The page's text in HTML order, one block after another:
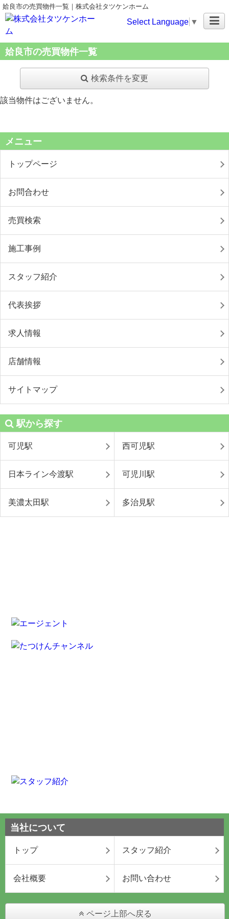
姶良市の売買物件一覧｜株式会社タツケンホーム
Select Language ▼
姶良市の売買物件一覧
検索条件を変更
該当物件はございません。
メニュー
トップページ
お問合わせ
売買検索
施工事例
スタッフ紹介
代表挨拶
求人情報
店舗情報
サイトマップ
駅から探す
可児駅 西可児駅
日本ライン今渡駅 可児川駅
美濃太田駅 多治見駅
当社について
トップ スタッフ紹介
会社概要 お問い合わせ
ページ上部へ戻る